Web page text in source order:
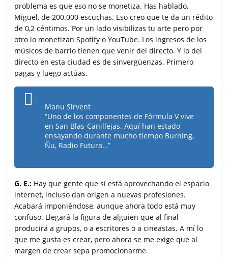
problema es que eso no se monetiza. Has hablado,
Miguel, de 200.000 escuchas. Eso creo que te da un rédito
de 0,2 céntimos. Por un lado visibilizas tu arte pero por
otro lo monetizan Spotify o YouTube. Los ingresos de los
músicos de barrio tienen que venir del directo. Y lo del
directo en esta ciudad es de sinvergüenzas. Primero
pagas y luego actúas.
Manu Sirvent
“Uno de los componentes de Fórmula V vive
en San Blas-Canillejas. Aquí han estado
ensayando durante mucho tiempo Burning,
Ñu, Radio Futura…”
G. E.: Hay que gente que sí está aprovechando el espacio
internet, incluso dan origen a nuevas profesiones.
Acabará imponiéndose, aunque ahora todo está muy
confuso. Llegará la figura de alguien que al final
producirá a grupos, o a escritores o a cineastas. A mí lo
que me gusta es crear, pero ahora se me exige que al
margen de crear sepa promocionarme.